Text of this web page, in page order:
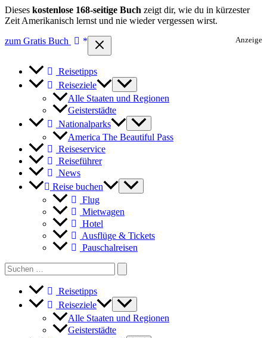
Dieses kostenlose 168-seitige Buch zeigt dir, wie du in kürzester
Zeit Amerikanisch lernst und nie wieder vergessen wirst.
zum Gratis Buch
Anzeige
Reisetipps
Reiseziele
Alle Staaten und Regionen
Geisterstädte
Nationalparks
America The Beautiful Pass
Reiseservice
Reiseführer
News
Reise buchen
Flug
Mietwagen
Hotel
Ausflüge & Tickets
Pauschalreisen
Search
for:
Reisetipps
Reiseziele
Alle Staaten und Regionen
Geisterstädte